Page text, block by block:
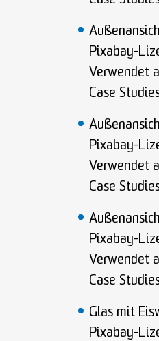
Pixabay-
Verwendet
Case
Pixabay-
Verwendet
Case
Pixabay-
Verwendet
Case
Glas mit
Pixabay-